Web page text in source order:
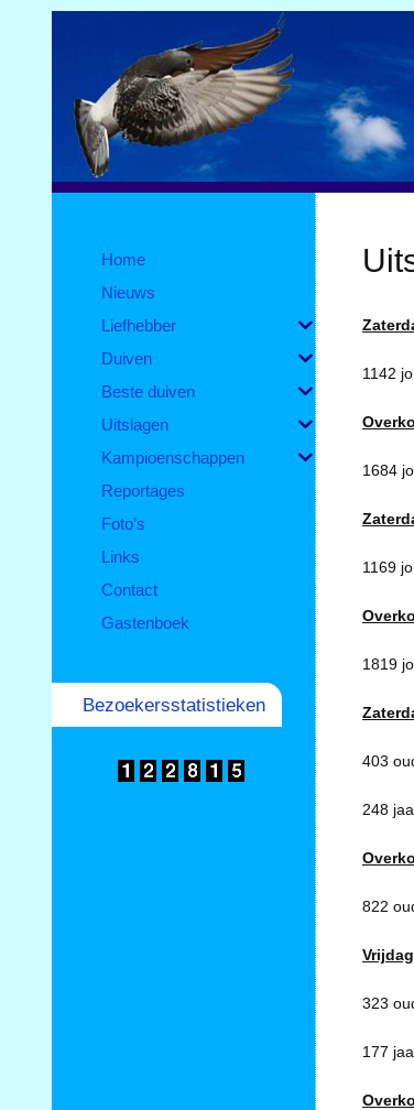
1142
1684
1169
1819
403
248
822
323
177
Home
Nieuws
Liefhebber
Duiven
Beste duiven
Uitslagen
Kampioenschappen
Reportages
Foto’s
Links
Contact
Gastenboek
Bezoekersstatistieken